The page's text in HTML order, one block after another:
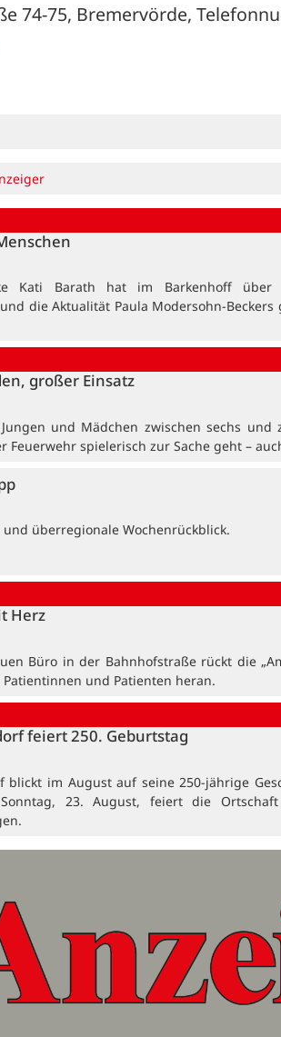
74-75, Bremervörde,
Kati Barath hat im Barkenhoff über
die Aktualität Paula Modersohn-
großer Einsatz
und Mädchen zwischen sechs und
Feuerwehr spielerisch zur Sache geht –
überregionale Wochenrückblick.
Herz
Büro in der Bahnhofstraße rückt die
und Patienten heran.
feiert 250. Geburtstag
blickt im August auf seine 250-jährige
23. August, feiert die